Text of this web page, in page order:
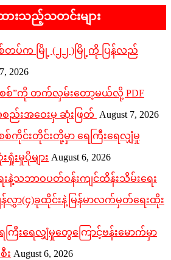
းသည့်သတင်းများ
တပ်က မြို့ (၂၂ )မြို့ကို ပြန်လည်
2026
စ်”ကို တက်လှမ်းတော့မယ်လို့ PDF
စည်းအဝေးမှ ဆုံးဖြတ် August 7, 2026
စ်ကိုင်းတိုင်းတို့မှာ ရေကြီးရေလျှံမှု
းမှုပိုများ August 6, 2026
နဲ့သဘာဝပတ်ဝန်းကျင်ထိန်းသိမ်းရေး
လွှာ(၄)ခုထိုင်းနဲ့မြန်မာလက်မှတ်ရေးထိုး
ကြီးရေလျှံမှုတွေကြောင့်ဗန်းမောက်မှာ
း August 6, 2026